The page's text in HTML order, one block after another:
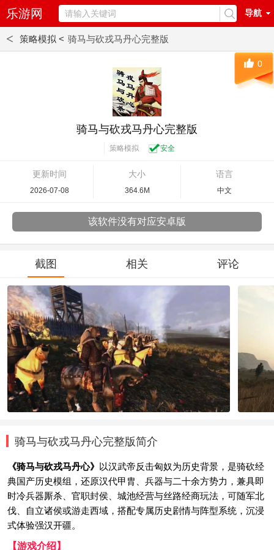
乐游网 导航
< 策略模拟 < 骑马与砍戎马丹心完整版
骑马与砍戎马丹心完整版
策略模拟 安全
更新时间
2026-07-08
大小
364.6M
语言
中文
0
该软件没有对应安卓版
截图 相关 评论
骑马与砍戎马丹心完整版简介
《骑马与砍戎马丹心》 以汉武帝反击匈奴为历史背景，是骑砍经
典国产历史模组，还原汉代甲胄、兵器与二十余方势力，兼具即
时冷兵器厮杀、官职封侯、城池经营与丝路经商玩法，可随军北
伐、自立诸侯或游走西域，搭配专属历史剧情与阵型系统，沉浸
式体验强汉开疆。
【游戏介绍】